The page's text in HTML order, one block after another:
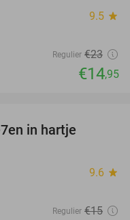
9.5 star
Regulier €23
€14,95
in hartje
9.6 star
Regulier €15